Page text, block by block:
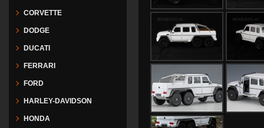
CORVETTE
DODGE
DUCATI
FERRARI
FORD
HARLEY-DAVIDSON
HONDA